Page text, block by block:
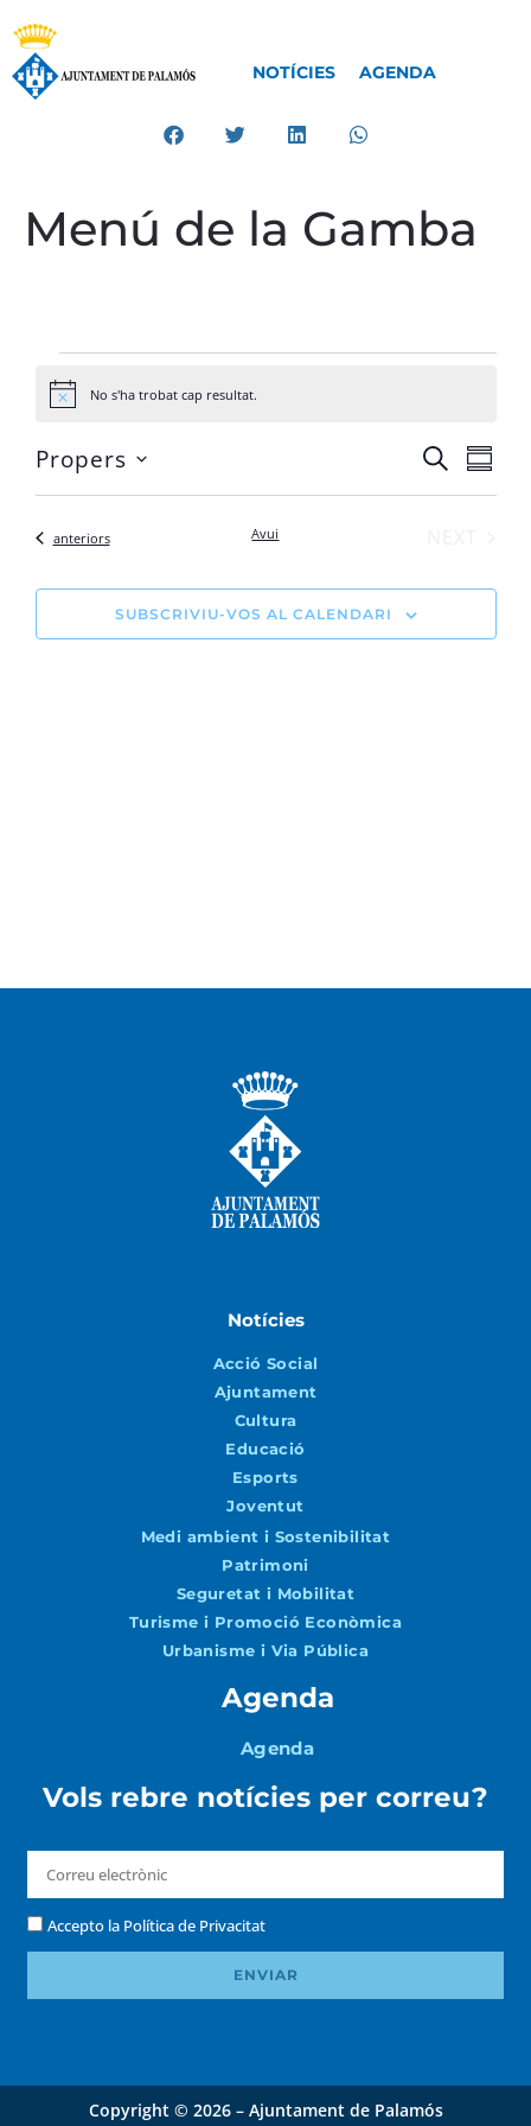
NOTÍCIES AGENDA
Menú de la Gamba
Avís No s'ha trobat cap resultat.
visual
CERCA
de
VISTA
Propers
date.
Esdeveniments
anteriors Avui
SUBSCRIVIU-VOS AL CALENDARI
Notícies
Acció Social
Ajuntament
Cultura
Educació
Esports
Joventut
Medi ambient i Sostenibilitat
Patrimoni
Seguretat i Mobilitat
Turisme i Promoció Econòmica
Urbanisme i Via Pública
Agenda
Agenda
Vols rebre notícies per correu?
Accepto la Política de Privacitat
ENVIAR
Copyright © 2026 – Ajuntament de Palamós